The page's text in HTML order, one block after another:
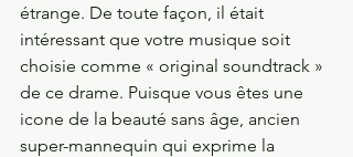
étrange. De toute façon, il était
intéressant que votre musique soit
choisie comme « original soundtrack »
de ce drame. Puisque vous êtes une
icone de la beauté sans âge, ancien
super-mannequin qui exprime la